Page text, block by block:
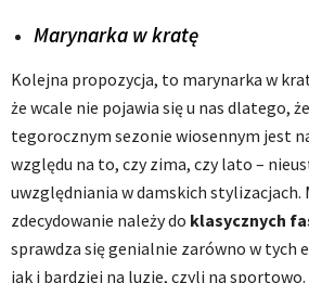
Marynarka w kratę
Kolejna propozycja, to marynarka w
że wcale nie pojawia się u nas dlatego,
tegorocznym sezonie wiosennym jest
względu na to, czy zima, czy lato –
uwzględniania w damskich stylizacjach.
zdecydowanie należy do klasycznych
sprawdza się genialnie zarówno w tych
jak i bardziej na luzie, czyli na